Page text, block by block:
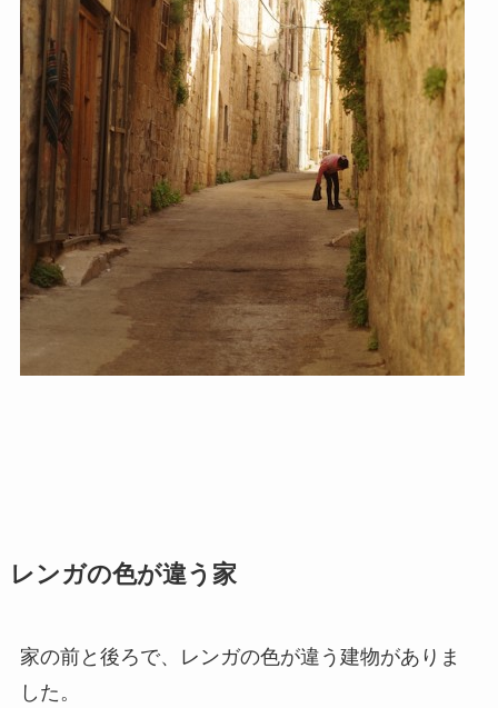
レンガの色が違う家
家の前と後ろで、レンガの色が違う建物がありま
した。